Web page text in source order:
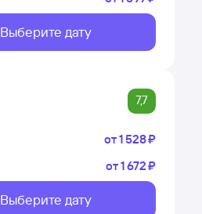
Выберите дату
7,7
от1 ⁠528 ⁠₽
от1 ⁠672 ⁠₽
Выберите дату